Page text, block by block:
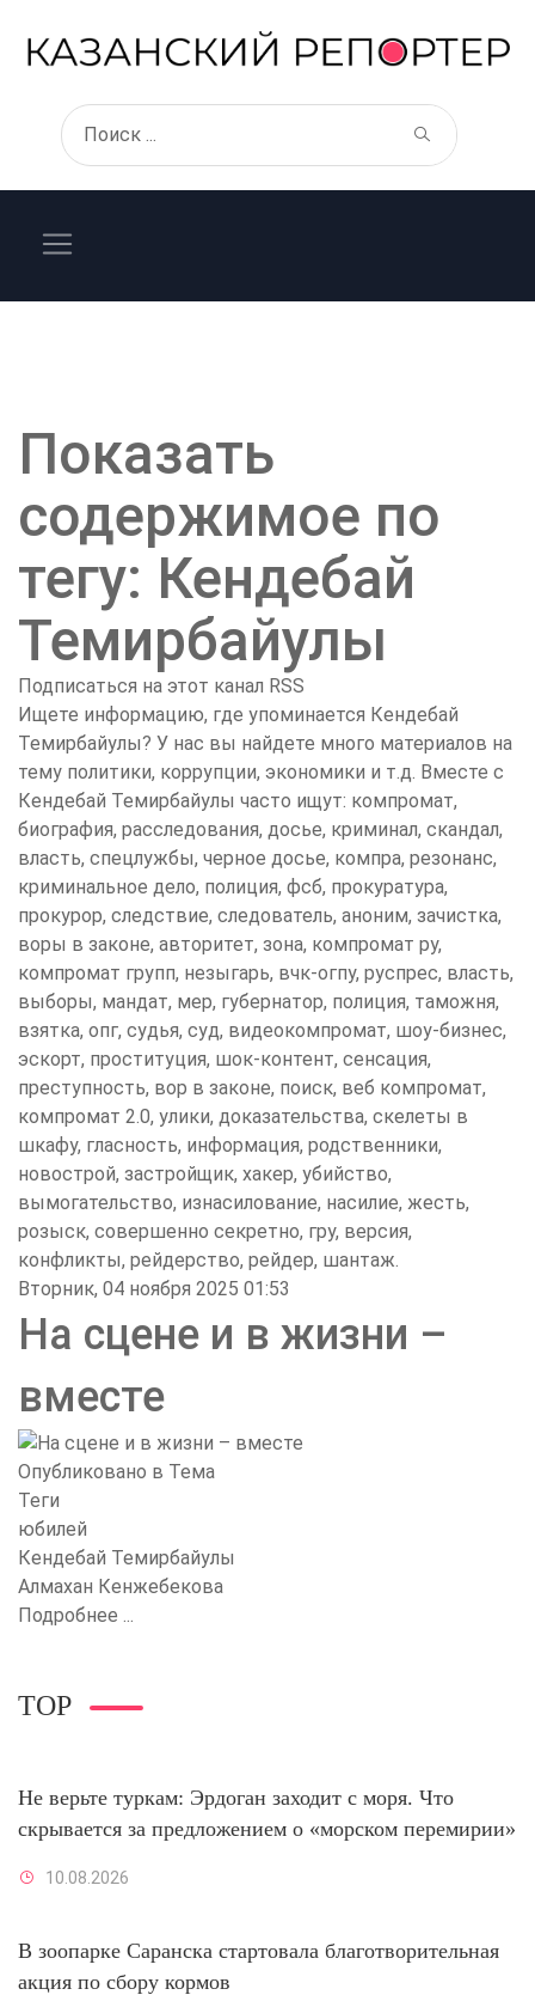
Показать
содержимое по
тегу: Кендебай
Темирбайулы
Подписаться на этот канал RSS
Ищете информацию, где упоминается Кендебай
Темирбайулы? У нас вы найдете много материалов на
тему политики, коррупции, экономики и т.д. Вместе с
Кендебай Темирбайулы часто ищут: компромат,
биография, расследования, досье, криминал, скандал,
власть, спецлужбы, черное досье, компра, резонанс,
криминальное дело, полиция, фсб, прокуратура,
прокурор, следствие, следователь, аноним, зачистка,
воры в законе, авторитет, зона, компромат ру,
компромат групп, незыгарь, вчк-огпу, руспрес, власть,
выборы, мандат, мер, губернатор, полиция, таможня,
взятка, опг, судья, суд, видеокомпромат, шоу-бизнес,
эскорт, проституция, шок-контент, сенсация,
преступность, вор в законе, поиск, веб компромат,
компромат 2.0, улики, доказательства, скелеты в
шкафу, гласность, информация, родственники,
новострой, застройщик, хакер, убийство,
вымогательство, изнасилование, насилие, жесть,
розыск, совершенно секретно, гру, версия,
конфликты, рейдерство, рейдер, шантаж.
Вторник, 04 ноября 2025 01:53
На сцене и в жизни –
вместе
Опубликовано в Тема
Теги
юбилей
Кендебай Темирбайулы
Алмахан Кенжебекова
Подробнее ...
TOP
Не верьте туркам: Эрдоган заходит с моря. Что
скрывается за предложением о «морском перемирии»
10.08.2026
В зоопарке Саранска стартовала благотворительная
акция по сбору кормов